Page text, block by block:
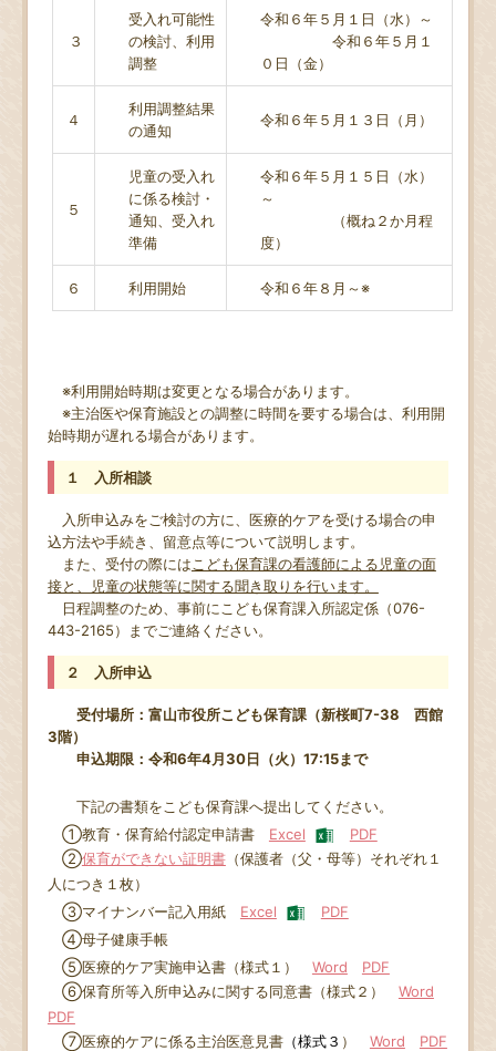
３
受入れ可能性
の検討、利用
調整
令和６年５月１日（水）～
令和６年５月１
０日（金）
４
利用調整結果
の通知
令和６年５月１３日（月）
５
児童の受入れ
に係る検討・
通知、受入れ
準備
令和６年５月１５日（水）
～
（概ね２か月程
度）
６ 利用開始 令和６年８月～※
※利用開始時期は変更となる場合があります。
※主治医や保育施設との調整に時間を要する場合は、利用開
始時期が遅れる場合があります。
１ 入所相談
入所申込みをご検討の方に、医療的ケアを受ける場合の申
込方法や手続き、留意点等について説明します。
また、受付の際には こども保育課の看護師による児童の面
接と、児童の状態等に関する聞き取りを行います。
日程調整のため、事前にこども保育課入所認定係（076-
443-2165）までご連絡ください。
２ 入所申込
受付場所：富山市役所こども保育課（新桜町7-38 西館
3階）
申込期限：令和6年4月30日（火）17:15まで
下記の書類をこども保育課へ提出してください。
①教育・保育給付認定申請書 Excel
PDF
②保育ができない証明書（保護者（父・母等）それぞれ１
人につき１枚）
③マイナンバー記入用紙 Excel
PDF
④母子健康手帳
⑤医療的ケア実施申込書（様式１） Word
PDF
⑥保育所等入所申込みに関する同意書（様式２） Word
PDF
⑦医療的ケアに係る主治医意見書（様式３ ） Word PDF